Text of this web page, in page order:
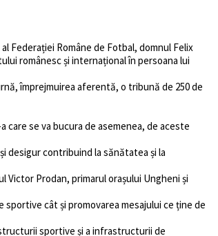
Federației Române de Fotbal, domnul Felix
românesc și internațional în persoana lui
împrejmuirea aferentă, o tribună de 250 de
care se va bucura de asemenea, de aceste
desigur contribuind la sănătatea și la
Prodan, primarul orașului Ungheni și
sportive cât și promovarea mesajului ce ține de
sportive și a infrastructurii de